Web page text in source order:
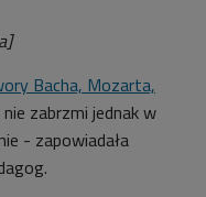
Bacha, Mozarta,
zabrzmi jednak w
- zapowiadała